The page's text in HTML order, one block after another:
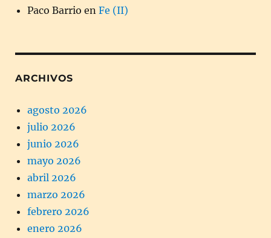
Paco Barrio en Fe (II)
ARCHIVOS
agosto 2026
julio 2026
junio 2026
mayo 2026
abril 2026
marzo 2026
febrero 2026
enero 2026